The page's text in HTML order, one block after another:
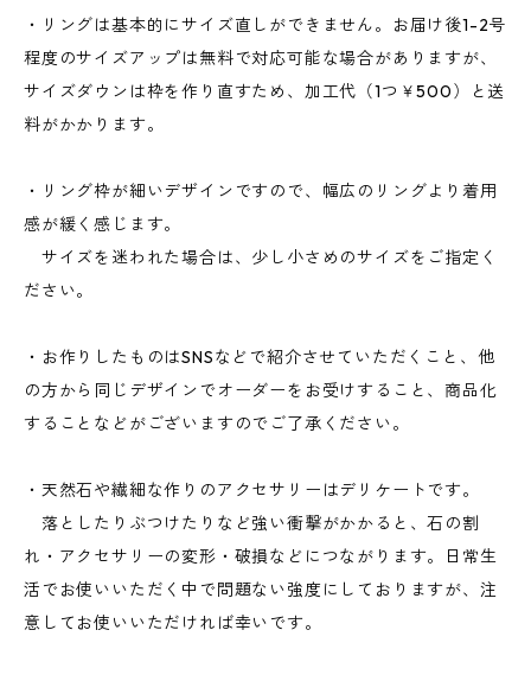
・リングは基本的にサイズ直しができません。お届け後1-2号
程度のサイズアップは無料で対応可能な場合がありますが、
サイズダウンは枠を作り直すため、加工代（1つ￥500）と送
料がかかります。
・リング枠が細いデザインですので、幅広のリングより着用
感が緩く感じます。
サイズを迷われた場合は、少し小さめのサイズをご指定く
ださい。
・お作りしたものはSNSなどで紹介させていただくこと、他
の方から同じデザインでオーダーをお受けすること、商品化
することなどがございますのでご了承ください。
・天然石や繊細な作りのアクセサリーはデリケートです。
落としたりぶつけたりなど強い衝撃がかかると、石の割
れ・アクセサリーの変形・破損などにつながります。日常生
活でお使いいただく中で問題ない強度にしておりますが、注
意してお使いいただければ幸いです。